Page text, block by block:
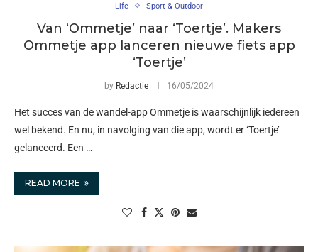
Life Sport & Outdoor
Van ‘Ommetje’ naar ‘Toertje’. Makers
Ommetje app lanceren nieuwe fiets app
‘Toertje’
by Redactie 16/05/2024
Het succes van de wandel-app Ommetje is waarschijnlijk iedereen
wel bekend. En nu, in navolging van die app, wordt er ‘Toertje’
gelanceerd. Een …
READ MORE